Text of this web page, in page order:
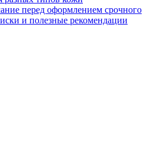
перед оформлением срочного
и полезные рекомендации